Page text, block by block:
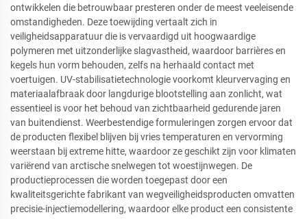
ontwikkelen die betrouwbaar presteren onder de meest veeleisende
omstandigheden. Deze toewijding vertaalt zich in
veiligheidsapparatuur die is vervaardigd uit hoogwaardige
polymeren met uitzonderlijke slagvastheid, waardoor barrières en
kegels hun vorm behouden, zelfs na herhaald contact met
voertuigen. UV-stabilisatietechnologie voorkomt kleurvervaging en
materiaalafbraak door langdurige blootstelling aan zonlicht, wat
essentieel is voor het behoud van zichtbaarheid gedurende jaren
van buitendienst. Weerbestendige formuleringen zorgen ervoor dat
de producten flexibel blijven bij vries temperaturen en vervorming
weerstaan bij extreme hitte, waardoor ze geschikt zijn voor klimaten
variërend van arctische snelwegen tot woestijnwegen. De
productieprocessen die worden toegepast door een
kwaliteitsgerichte fabrikant van wegveiligheidsproducten omvatten
precisie-injectiemodellering, waardoor elke product een consistente